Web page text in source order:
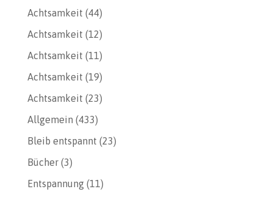
Achtsamkeit (44)
Achtsamkeit (12)
Achtsamkeit (11)
Achtsamkeit (19)
Achtsamkeit (23)
Allgemein (433)
Bleib entspannt (23)
Bücher(3)
Entspannung(11)